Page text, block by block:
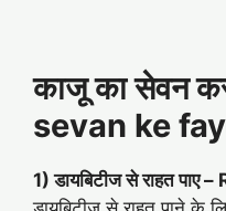
काजू का सेवन
sevan ke
1) डायबिटीज से राहत पाए –